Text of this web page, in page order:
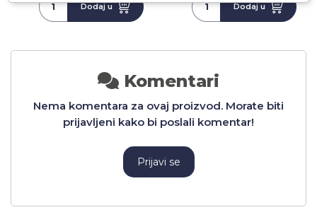
Dodaj u Dodaj u
Komentari
Nema komentara za ovaj proizvod. Morate biti
prijavljeni kako bi poslali komentar!
Prijavi se